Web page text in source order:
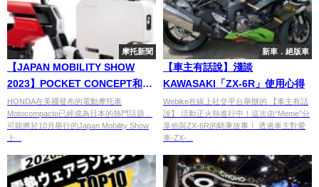
摩托新聞
【JAPAN MOBILITY SHOW
2023】POCKET CONCEPT和
MOTOCOMPACTO：電動時代的
折疊摩托車
HONDA在美國發布的電動摩托車
Motocompacto已經成為日本的熱門話題，
可能將於10月舉行的Japan Mobility Show
上...
新車．絕版車
【車主有話說】淺談
KAWASAKI「ZX-6R」使用心得
Webike在線上社交平台舉辦的 【車主有話
說】 活動正火熱進行中！這次由“Meme”分
享他與ZX-6R的騎乘故事！ 透過車主對愛
車-ZX-...